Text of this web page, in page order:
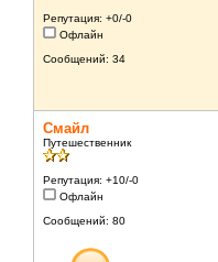
Репутация: +0/-0
Офлайн
Сообщений: 34
Смайл
Путешественник
Репутация: +10/-0
Офлайн
Сообщений: 80